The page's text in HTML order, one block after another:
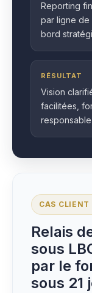
Reporting
par ligne de
bord
RÉSULTAT
Vision
facilitées,
CAS CLIENT
Relais
sous
par le
sous 21